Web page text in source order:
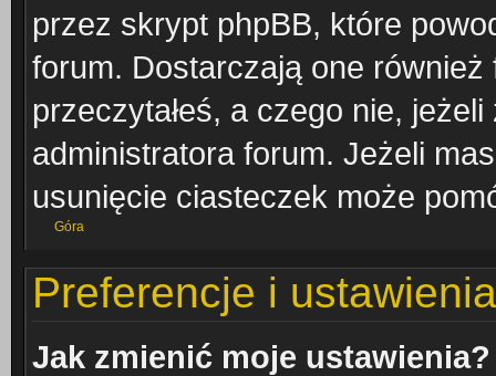
przez skrypt phpBB, które
forum. Dostarczają one
przeczytałeś, a czego nie, jeżeli
administratora forum. Jeżeli
usunięcie ciasteczek może
Góra
Preferencje i
Jak zmienić moje ustawienia?